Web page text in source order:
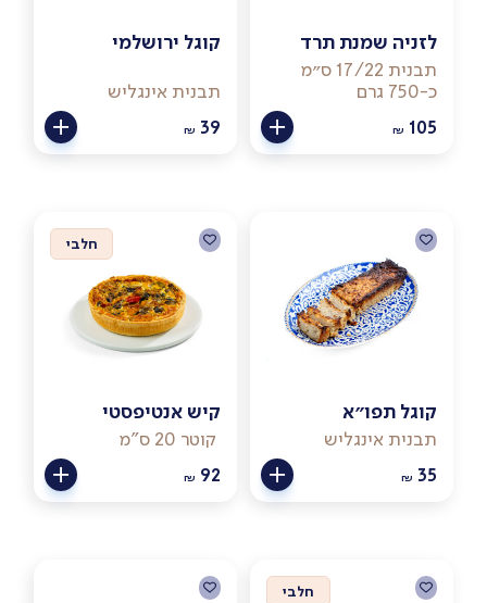
לזניה שמנת תרד
תבנית 17/22 ס״מ
כ-750 גרם
₪ 105
קוגל ירושלמי
תבנית אינגליש
₪ 39
קוגל תפו״א
תבנית אינגליש
₪ 35
חלבי
קיש אנטיפסטי
קוטר 20 ס"מ
₪ 92
חלבי